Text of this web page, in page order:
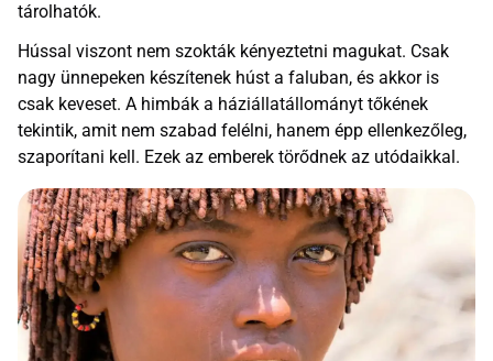
tárolhatók.
Hússal viszont nem szokták kényeztetni magukat. Csak
nagy ünnepeken készítenek húst a faluban, és akkor is
csak keveset. A himbák a háziállatállományt tőkének
tekintik, amit nem szabad felélni, hanem épp ellenkezőleg,
szaporítani kell. Ezek az emberek törődnek az utódaikkal.